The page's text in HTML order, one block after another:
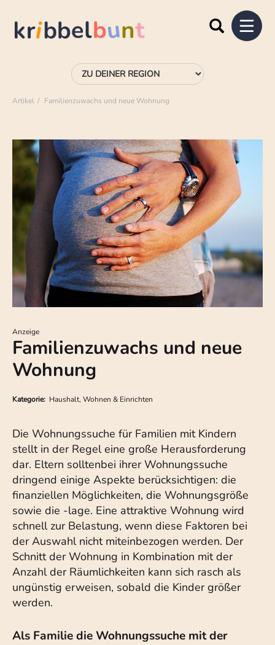
Artikel Familienzuwachs und neue Wohnung
Anzeige
Familienzuwachs und neue
Wohnung
Kategorie: Haushalt, Wohnen & Einrichten
Die Wohnungssuche für Familien mit Kindern
stellt in der Regel eine große Herausforderung
dar. Eltern solltenbei ihrer Wohnungssuche
dringend einige Aspekte berücksichtigen: die
finanziellen Möglichkeiten, die Wohnungsgröße
sowie die -lage. Eine attraktive Wohnung wird
schnell zur Belastung, wenn diese Faktoren bei
der Auswahl nicht miteinbezogen werden. Der
Schnitt der Wohnung in Kombination mit der
Anzahl der Räumlichkeiten kann sich rasch als
ungünstig erweisen, sobald die Kinder größer
werden.
Als Familie die Wohnungssuche mit der